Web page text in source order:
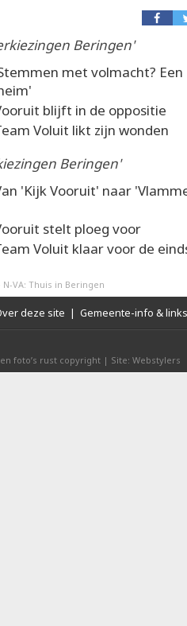
Beringen'
met volmacht? Een
blijft in de oppositie
Voluit likt zijn wonden
Beringen'
'Kijk Vooruit' naar
stelt ploeg voor
Voluit klaar voor de
N-VA: Thuis in Beringen
deze site | Gemeente-info & links
foto’s rust copyright | Site: Webstylers